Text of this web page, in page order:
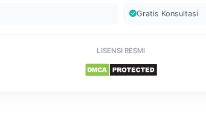
Gratis Konsultasi
LISENSI RESMI